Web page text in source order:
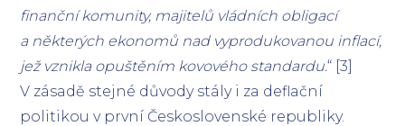
finanční komunity, majitelů vládních obligací
a některých ekonomů nad vyprodukovanou inflací,
jež vznikla opuštěním kovového standardu.“ [3]
V zásadě stejné důvody stály i za deflační
politikou v první Československé republiky.